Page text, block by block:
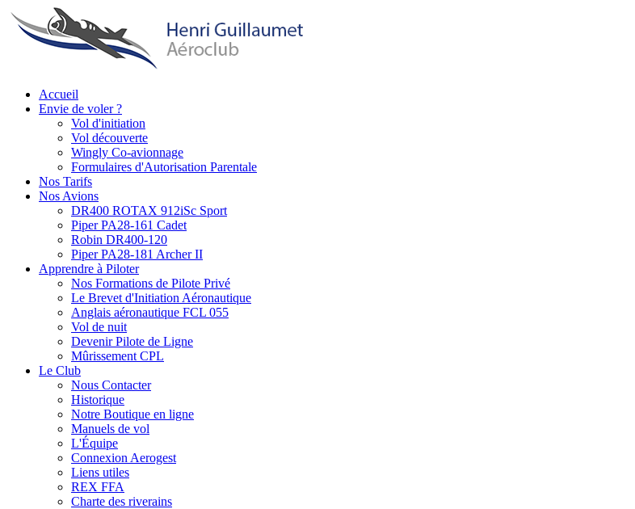
Aller
au
contenu
Main
navigation
Accueil
Envie de voler ?
Vol d'initiation
Vol découverte
Wingly Co-avionnage
Formulaires d'Autorisation Parentale
Nos Tarifs
Nos Avions
DR400 ROTAX 912iSc Sport
Piper PA28-161 Cadet
Robin DR400-120
Piper PA28-181 Archer II
Apprendre à Piloter
Nos Formations de Pilote Privé
Le Brevet d'Initiation Aéronautique
Anglais aéronautique FCL 055
Vol de nuit
Devenir Pilote de Ligne
Mûrissement CPL
Le Club
Nous Contacter
Historique
Notre Boutique en ligne
Manuels de vol
L'Équipe
Connexion Aerogest
Liens utiles
REX FFA
Charte des riverains